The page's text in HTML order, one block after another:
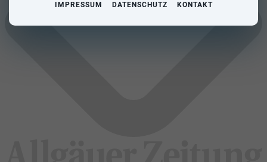
IMPRESSUM DATENSCHUTZ KONTAKT